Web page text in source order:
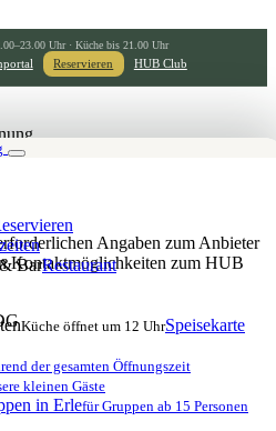
Uhr · Küche bis 21.00 Uhr
Reservieren HUB Club
BarRestaurant
Küche öffnet um 12 UhrSpeisekarte
der gesamten Öffnungszeit
kleinen Gäste
in Erlefür Gruppen ab 15 Personen
Angaben zum Anbieter
Kontaktmöglichkeiten zum HUB